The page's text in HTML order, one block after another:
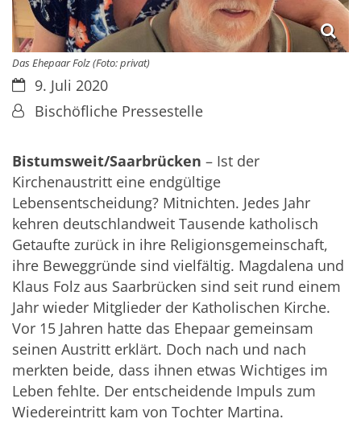
Das Ehepaar Folz (Foto: privat)
Datum:9. Juli 2020
Von:Bischöfliche Pressestelle
Bistumsweit/Saarbrücken – Ist der
Kirchenaustritt eine endgültige
Lebensentscheidung? Mitnichten. Jedes Jahr
kehren deutschlandweit Tausende katholisch
Getaufte zurück in ihre Religionsgemeinschaft,
ihre Beweggründe sind vielfältig. Magdalena und
Klaus Folz aus Saarbrücken sind seit rund einem
Jahr wieder Mitglieder der Katholischen Kirche.
Vor 15 Jahren hatte das Ehepaar gemeinsam
seinen Austritt erklärt. Doch nach und nach
merkten beide, dass ihnen etwas Wichtiges im
Leben fehlte. Der entscheidende Impuls zum
Wiedereintritt kam von Tochter Martina.